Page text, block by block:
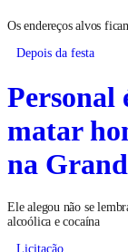
Os endereços alvos
Depois da festa
Personal
matar
na
Ele alegou não se
alcoólica e cocaína
Licitação